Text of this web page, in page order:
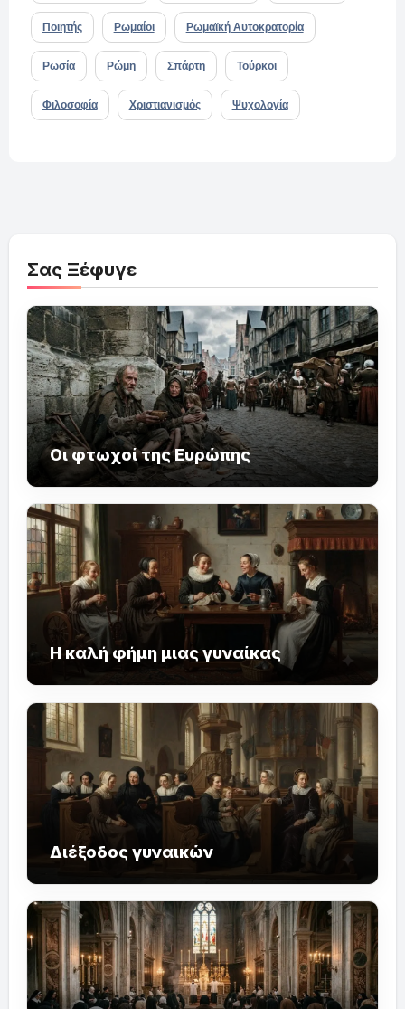
Ποιητής Ρωμαίοι Ρωμαϊκή Αυτοκρατορία
Ρωσία Ρώμη Σπάρτη Τούρκοι
Φιλοσοφία Χριστιανισμός Ψυχολογία
Σας Ξέφυγε
Οι φτωχοί της Ευρώπης
Η καλή φήμη μιας γυναίκας
Διέξοδος γυναικών